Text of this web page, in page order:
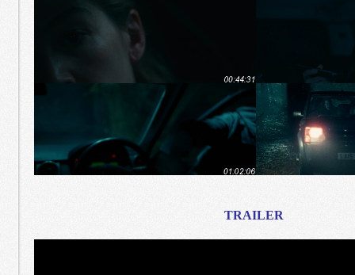
TRAILER